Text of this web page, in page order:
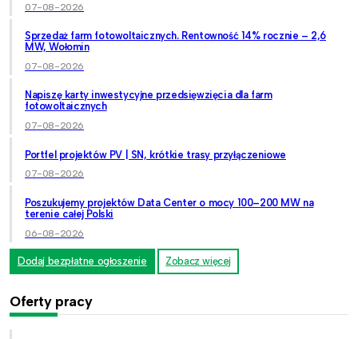
07-08-2026
Sprzedaż farm fotowoltaicznych. Rentowność 14% rocznie – 2,6
MW, Wołomin
07-08-2026
Napiszę karty inwestycyjne przedsięwzięcia dla farm
fotowoltaicznych
07-08-2026
Portfel projektów PV | SN, krótkie trasy przyłączeniowe
07-08-2026
Poszukujemy projektów Data Center o mocy 100–200 MW na
terenie całej Polski
06-08-2026
Dodaj bezpłatne ogłoszenie Zobacz więcej
Oferty pracy